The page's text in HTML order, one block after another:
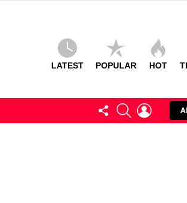
LATEST POPULAR HOT
FOLLOW
US
SEARCHLOGIN